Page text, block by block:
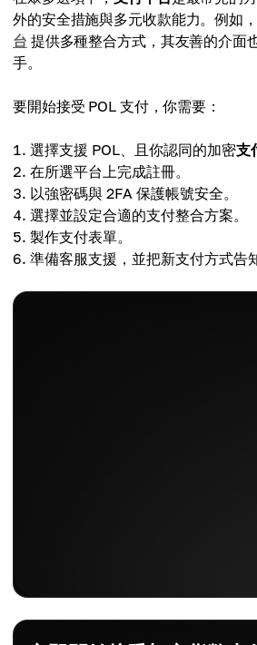
外的安全措施與多元收款能力。例如，
台 提供多種整合方式，其友善的介面
手。
要開始接受 POL 支付，你需要：
選擇支援 POL、且你認同的加密支
在所選平台上完成註冊。
以強密碼與 2FA 保護帳號安全。
選擇並設定合適的支付整合方案。
製作支付表單。
準備客服支援，並把新支付方式告